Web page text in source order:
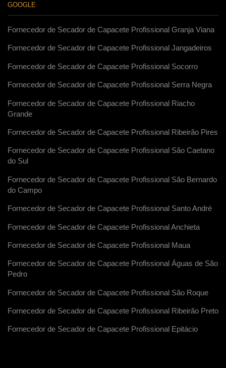
GOOGLE
Fornecedor de Secador de Capacete Profissional Granja Viana
Fornecedor de Secador de Capacete Profissional Jangadeiros
Fornecedor de Secador de Capacete Profissional Socorro
Fornecedor de Secador de Capacete Profissional Serra Negra
Fornecedor de Secador de Capacete Profissional Riacho
Grande
Fornecedor de Secador de Capacete Profissional Ribeirão Pires
Fornecedor de Secador de Capacete Profissional São Caetano
do Sul
Fornecedor de Secador de Capacete Profissional São Bernardo
do Campo
Fornecedor de Secador de Capacete Profissional Santo André
Fornecedor de Secador de Capacete Profissional Anchieta
Fornecedor de Secador de Capacete Profissional Maua
Fornecedor de Secador de Capacete Profissional Águas de São
Pedro
Fornecedor de Secador de Capacete Profissional São Roque
Fornecedor de Secador de Capacete Profissional Ribeirão Preto
Fornecedor de Secador de Capacete Profissional Epitácio